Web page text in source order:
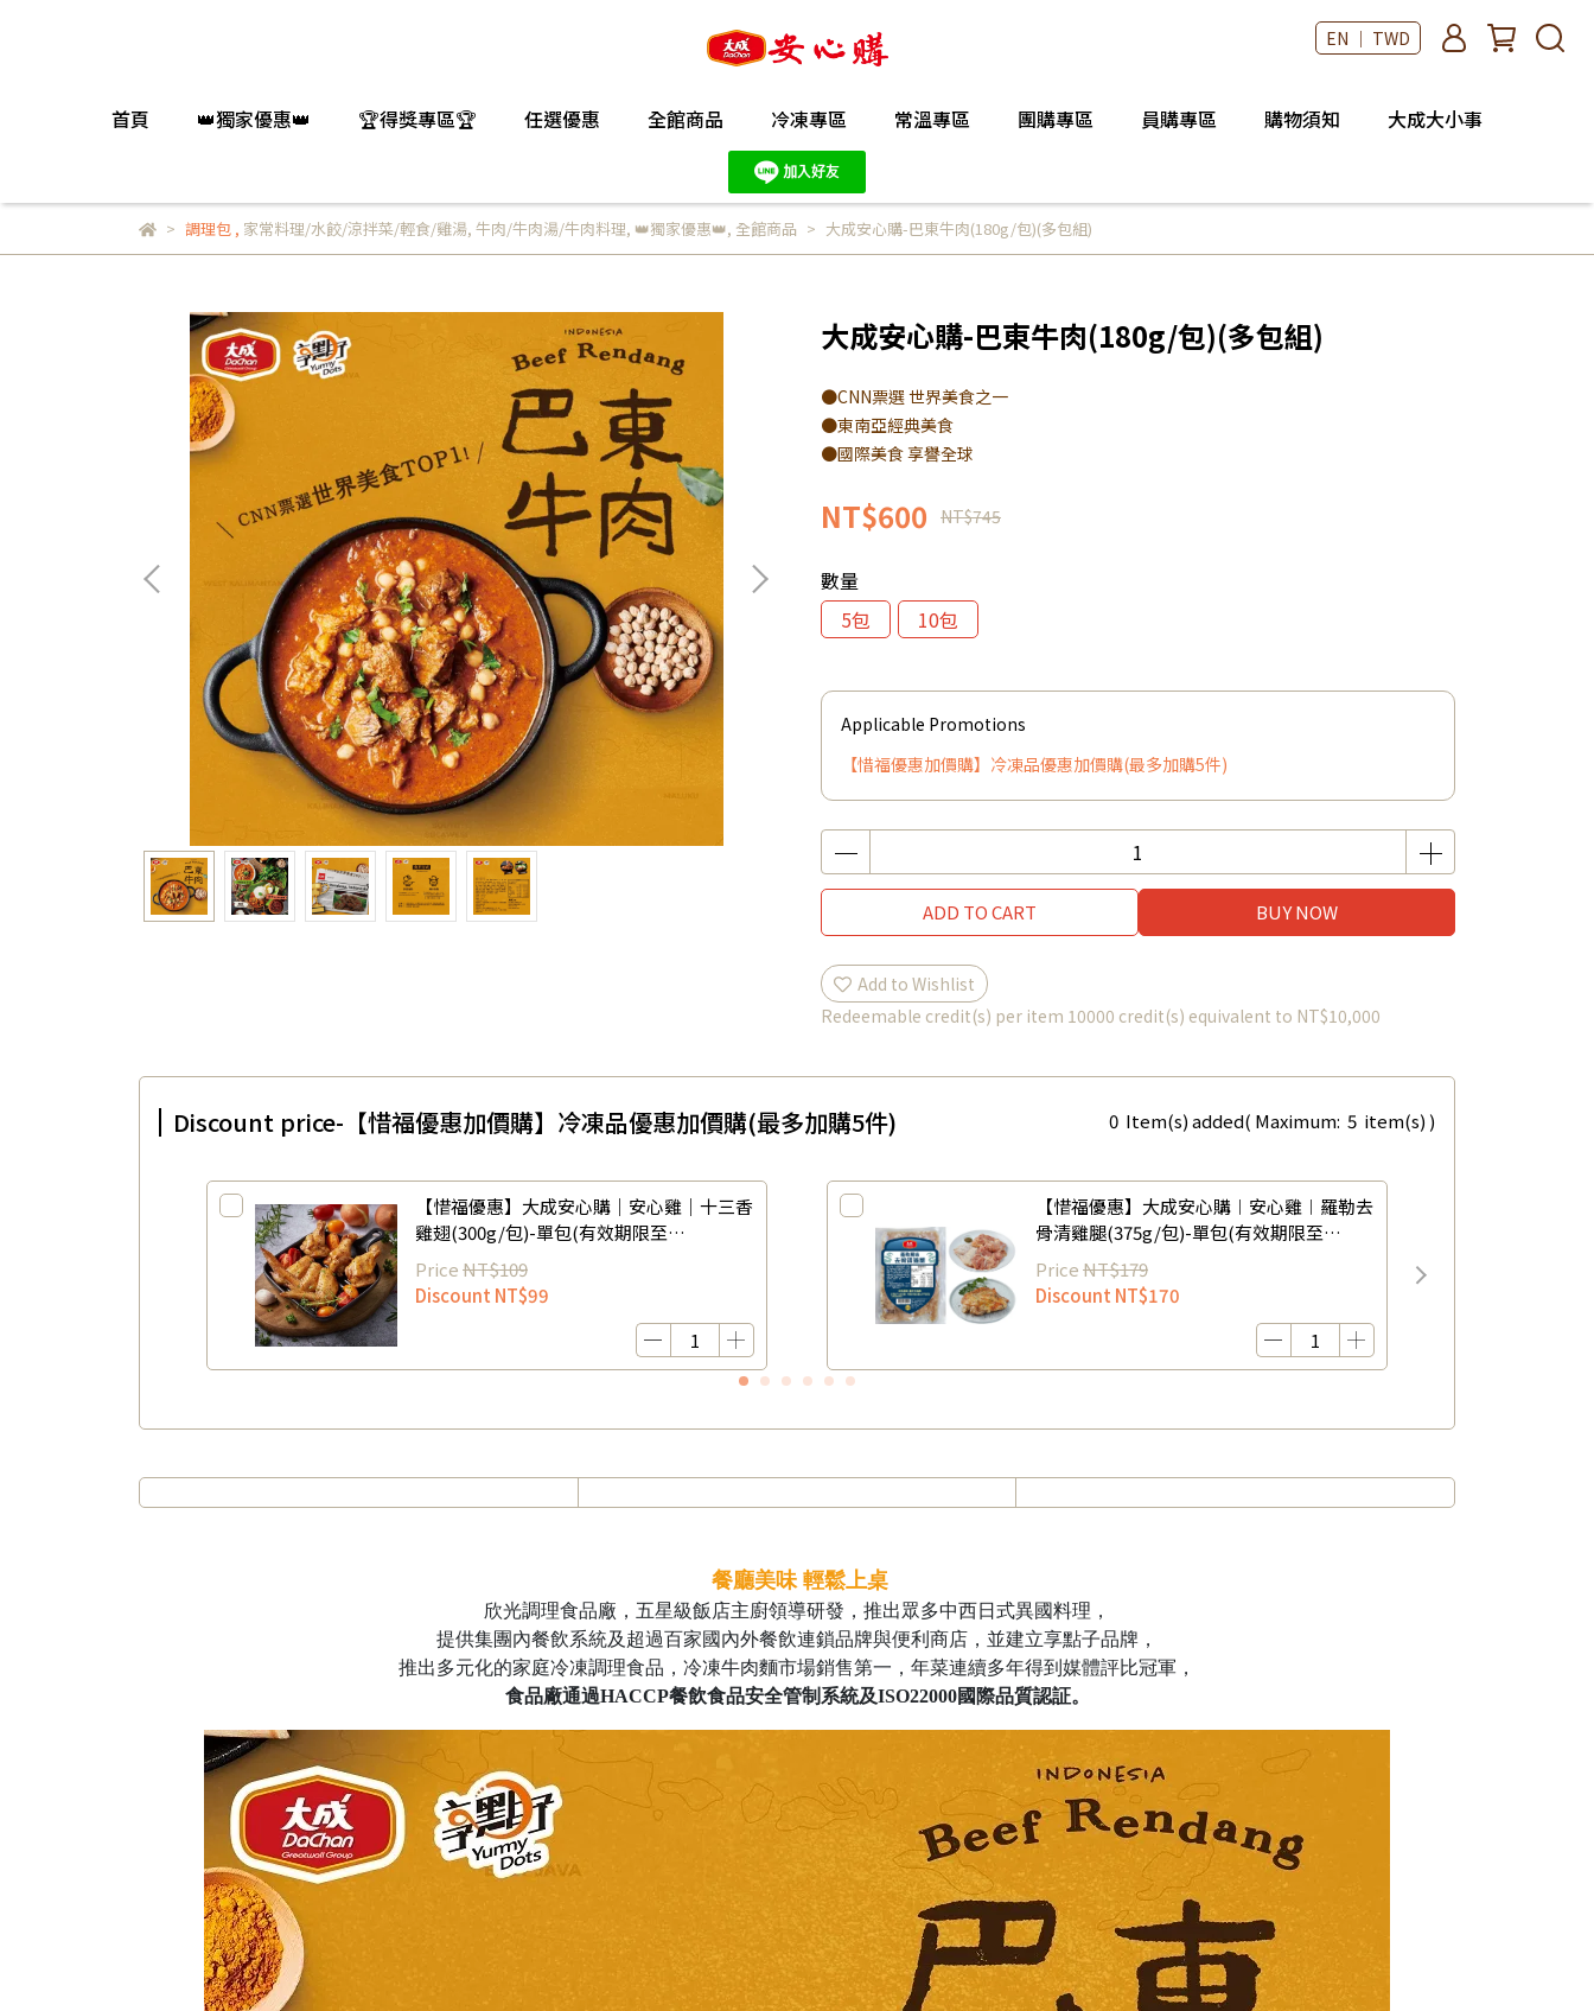
EN ｜ TWD
首頁 👑獨家優惠👑 🏆得獎專區🏆 任選優惠 全館商品 冷凍專區 常溫專區 團購專區 員購專區 購物須知 大成大小事
調理包, 家常料理/水餃/涼拌菜/輕食/雞湯, 牛肉/牛肉湯/牛肉料理, 👑獨家優惠👑, 全館商品 大成安心購-巴東牛肉(180g/包)(多包組)
大成安心購-巴東牛肉(180g/包)(多包組)
●CNN票選 世界美食之一
●東南亞經典美食
●國際美食 享譽全球
NT$600 NT$745
數量
5包
10包
Applicable Promotions
【惜福優惠加價購】冷凍品優惠加價購(最多加購5件)
ADD TO CART BUY NOW
Add to Wishlist
Redeemable credit(s) per item 10000 credit(s) equivalent to NT$10,000
Discount price-【惜福優惠加價購】冷凍品優惠加價購(最多加購5件) 0 Item(s) added( Maximum: 5 item(s) )
【惜福優惠】大成安心購｜安心雞｜十三香
雞翅(300g/包)-單包(有效期限至
2026/12/23)
PriceNT$109
Discount NT$99
【惜福優惠】大成安心購︱安心雞︱羅勒去
骨清雞腿(375g/包)-單包(有效期限至
2026/12/21)
PriceNT$179
Discount NT$170
餐廳美味 輕鬆上桌
欣光調理食品廠，五星級飯店主廚領導研發，推出眾多中西日式異國料理，
提供集團內餐飲系統及超過百家國內外餐飲連鎖品牌與便利商店，並建立享點子品牌，
推出多元化的家庭冷凍調理食品，冷凍牛肉麵市場銷售第一，年菜連續多年得到媒體評比冠軍，
食品廠通過HACCP餐飲食品安全管制系統及ISO22000國際品質認証。